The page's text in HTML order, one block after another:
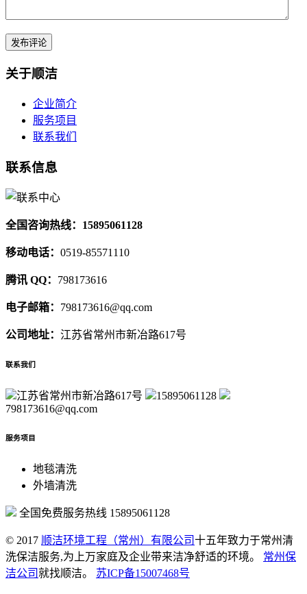
关于顺洁
企业简介
服务项目
联系我们
联系信息
全国咨询热线：15895061128
移动电话： 0519-85571110
腾讯 QQ： 798173616
电子邮箱： 798173616@qq.com
公司地址： 江苏省常州市新冶路617号
联系我们
江苏省常州市新冶路617号
15895061128
798173616@qq.com
服务项目
地毯清洗
外墙清洗
全国免费服务热线 15895061128
© 2017 顺洁环境工程（常州）有限公司十五年致力于常州清
洗保洁服务,为上万家庭及企业带来洁净舒适的环境。 常州保
洁公司就找顺洁。 苏ICP备15007468号